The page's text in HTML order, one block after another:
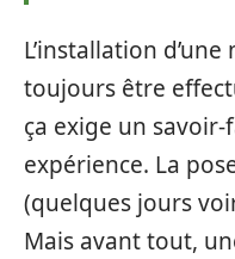
L’installation
toujours être
ça exige un savoir-
expérience. La
(quelques jours
Mais avant tout,